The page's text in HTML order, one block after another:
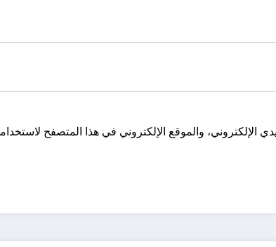
الإلكتروني، والموقع الإلكتروني في هذا المتصفح